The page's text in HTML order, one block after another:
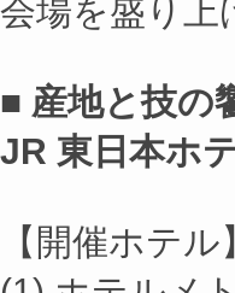
会場を盛り上
■ 産地と技の
JR 東日本ホ
【開催ホテル